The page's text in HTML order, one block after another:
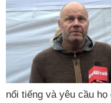
nổi tiếng và yêu cầu